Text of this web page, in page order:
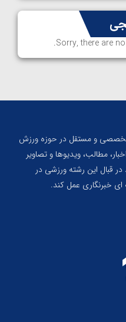
Sorry, there are
تخصصی و مستقل در حوزه ورزش
مطالب، ویدیوها و تصاویر
قبال این رشته ورزشی در
خبرنگاری عمل کند.